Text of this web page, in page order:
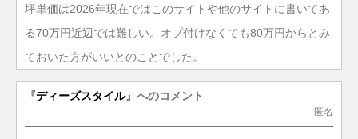
坪単価は2026年現在ではこのサイトや他のサイトに書いてあ
る70万円近辺では難しい。オプ付けなくても80万円からとみ
ておいた方がいいとのことでした。
『ディーズスタイル』へのコメント
匿名